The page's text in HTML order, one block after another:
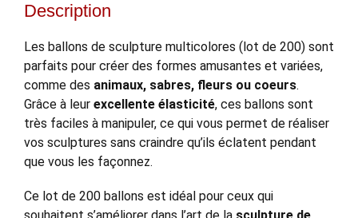
Description
Les ballons de sculpture multicolores (lot de 200) sont
parfaits pour créer des formes amusantes et variées,
comme des animaux, sabres, fleurs ou coeurs.
Grâce à leur excellente élasticité, ces ballons sont
très faciles à manipuler, ce qui vous permet de réaliser
vos sculptures sans craindre qu’ils éclatent pendant
que vous les façonnez.
Ce lot de 200 ballons est idéal pour ceux qui